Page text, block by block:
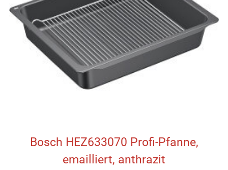
Bosch HEZ633070 Profi-Pfanne,
emailliert, anthrazit